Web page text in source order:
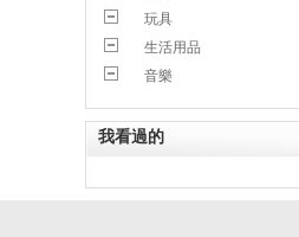
玩具
生活用品
音樂
我看過的